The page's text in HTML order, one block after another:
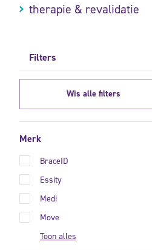
therapie & revalidatie
Filters
Wis alle filters
Merk
BraceID
Essity
Medi
Move
Toon alles